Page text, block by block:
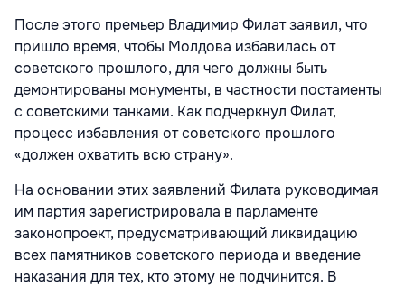
После этого премьер Владимир Филат заявил, что
пришло время, чтобы Молдова избавилась от
советского прошлого, для чего должны быть
демонтированы монументы, в частности постаменты
с советскими танками. Как подчеркнул Филат,
процесс избавления от советского прошлого
«должен охватить всю страну».
На основании этих заявлений Филата руководимая
им партия зарегистрировала в парламенте
законопроект, предусматривающий ликвидацию
всех памятников советского периода и введение
наказания для тех, кто этому не подчинится. В